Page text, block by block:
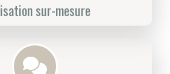
sur-mesure